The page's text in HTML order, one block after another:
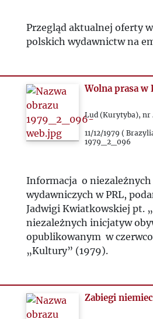
Przegląd aktualnej oferty
polskich wydawnictw na
Wolna prasa w
Lud (Kurytyba), nr
11/12/1979 (
1979_2_096
Informacja o
wydawniczych w PRL,
Jadwigi Kwiatkowskiej pt.
niezależnych inicjatyw
opublikowanym w
„Kultury” (1979).
Zabiegi